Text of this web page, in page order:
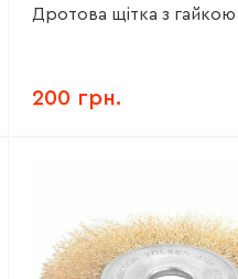
Дротова щітка з гайкою
200 грн.